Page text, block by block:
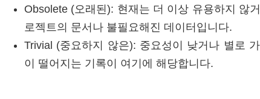
Obsolete (오래된): 현재는 더 이상 유용하지 않
로젝트의 문서나 불필요해진 데이터입니다.
Trivial (중요하지 않은): 중요성이 낮거나 별로
이 떨어지는 기록이 여기에 해당합니다.